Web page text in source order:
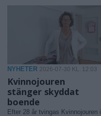
NYHETER 2026-07-30 KL. 12:03
Kvinnojouren
stänger skyddat
boende
Efter 28 år tvingas Kvinnojouren i